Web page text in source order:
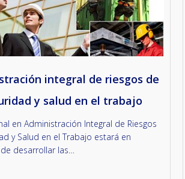
integral de riesgos de
y salud en el trabajo
en Administración Integral de Riesgos
y Salud en el Trabajo estará en
desarrollar las…